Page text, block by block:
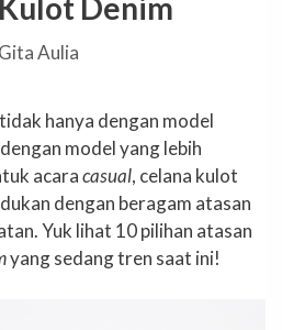
Denim
Gita Aulia
hanya dengan model
dengan model yang lebih
acaracasual, celana kulot
dengan beragam atasan
Yuk lihat 10 pilihan atasan
yang sedang tren saat ini!